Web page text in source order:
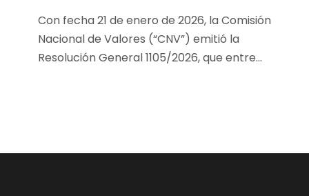
Con fecha 21 de enero de 2026, la Comisión
Nacional de Valores (“CNV”) emitió la
Resolución General 1105/2026, que entre...